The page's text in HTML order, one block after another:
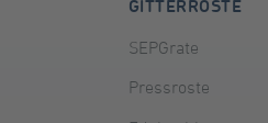
GITTERROSTE
SEPGrate
Pressroste